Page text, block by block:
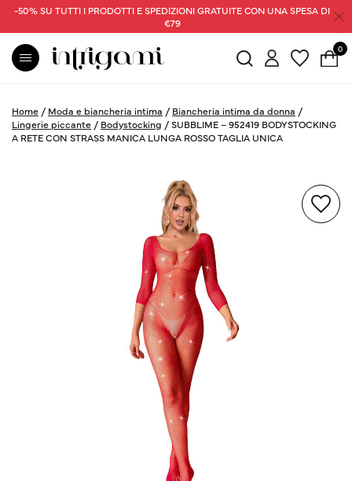
-50% SU TUTTI I PRODOTTI E SPEDIZIONI GRATUITE CON UNA SPESA DI
€79
0
Home / Moda e biancheria intima / Biancheria intima da donna /
Lingerie piccante / Bodystocking /SUBBLIME – 952419 BODYSTOCKING
A RETE CON STRASS MANICA LUNGA ROSSO TAGLIA UNICA